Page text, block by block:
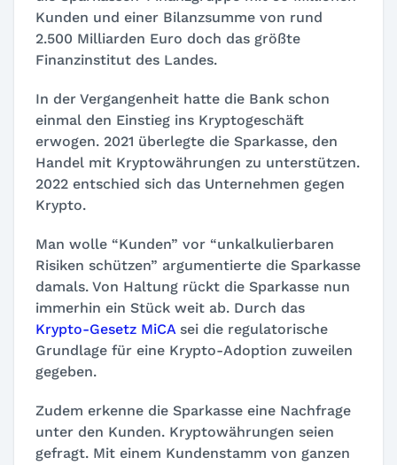
Kunden und einer Bilanzsumme von rund
2.500 Milliarden Euro doch das größte
Finanzinstitut des Landes.
In der Vergangenheit hatte die Bank schon
einmal den Einstieg ins Kryptogeschäft
erwogen. 2021 überlegte die Sparkasse, den
Handel mit Kryptowährungen zu unterstützen.
2022 entschied sich das Unternehmen gegen
Krypto.
Man wolle “Kunden” vor “unkalkulierbaren
Risiken schützen” argumentierte die Sparkasse
damals. Von Haltung rückt die Sparkasse nun
immerhin ein Stück weit ab. Durch das
Krypto-Gesetz MiCAsei die regulatorische
Grundlage für eine Krypto-Adoption zuweilen
gegeben.
Zudem erkenne die Sparkasse eine Nachfrage
unter den Kunden. Kryptowährungen seien
gefragt. Mit einem Kundenstamm von ganzen